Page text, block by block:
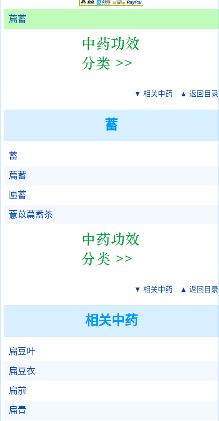
萹蓄
▼ 相关中药 ▲ 返回目录
蓄
蓄
萹蓄
匾蓄
薏苡萹蓄茶
▼ 相关中药 ▲ 返回目录
相关中药
扁豆叶
扁豆衣
扁前
扁青